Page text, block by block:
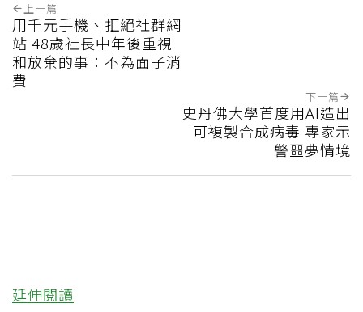
上一篇
用千元手機、拒絕社群網
站 48歲社長中年後重視
和放棄的事：不為面子消
費
下一篇
史丹佛大學首度用AI造出
可複製合成病毒 專家示
警噩夢情境
延伸閱讀